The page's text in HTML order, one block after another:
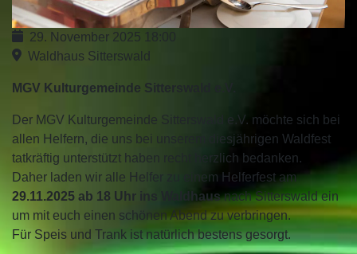
29. November 2025 18:00
Waldhaus Sitterswald
MGV Kulturgemeinde Sitterswald e.V.
Der MGV Kulturgemeinde Sitterswald e.V. möchte sich bei
allen Helfern, die uns bei unserem diesjährigen Waldfest
tatkräftig unterstützt haben recht herzlich bedanken.
Daher laden wir alle Helfer zu einem Helferfest am
29.11.2025 ab 18 Uhr ins Waldhausnach Sitterswald ein
um mit euch einen schönen Abend zu verbringen.
Für Speis und Trank ist natürlich bestens gesorgt.